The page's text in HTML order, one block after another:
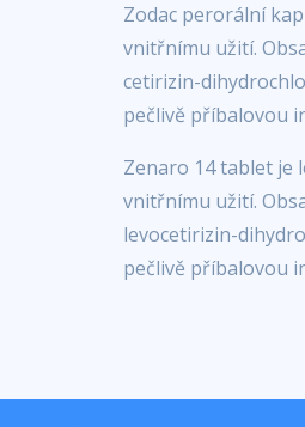
Zodac perorální
vnitřnímu užití.
cetirizin-
pečlivě příbalovou
Zenaro 14 tablet je
vnitřnímu užití.
levocetirizin-
pečlivě příbalovou